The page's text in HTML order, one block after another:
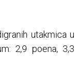
utakmica u
2,9 poena, 3,3